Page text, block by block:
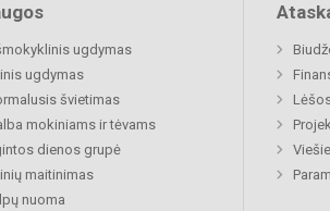
ugdymas
ugdymas
švietimas
mokiniams ir tėvams
dienos grupė
maitinimas
nuoma